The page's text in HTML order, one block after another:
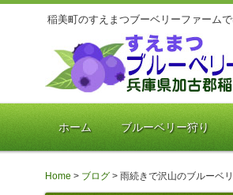
稲美町のすえまつブーベリーファーム
ホーム ブルーベリー狩り
Home > ブログ > 雨続きで沢山のブルーベ